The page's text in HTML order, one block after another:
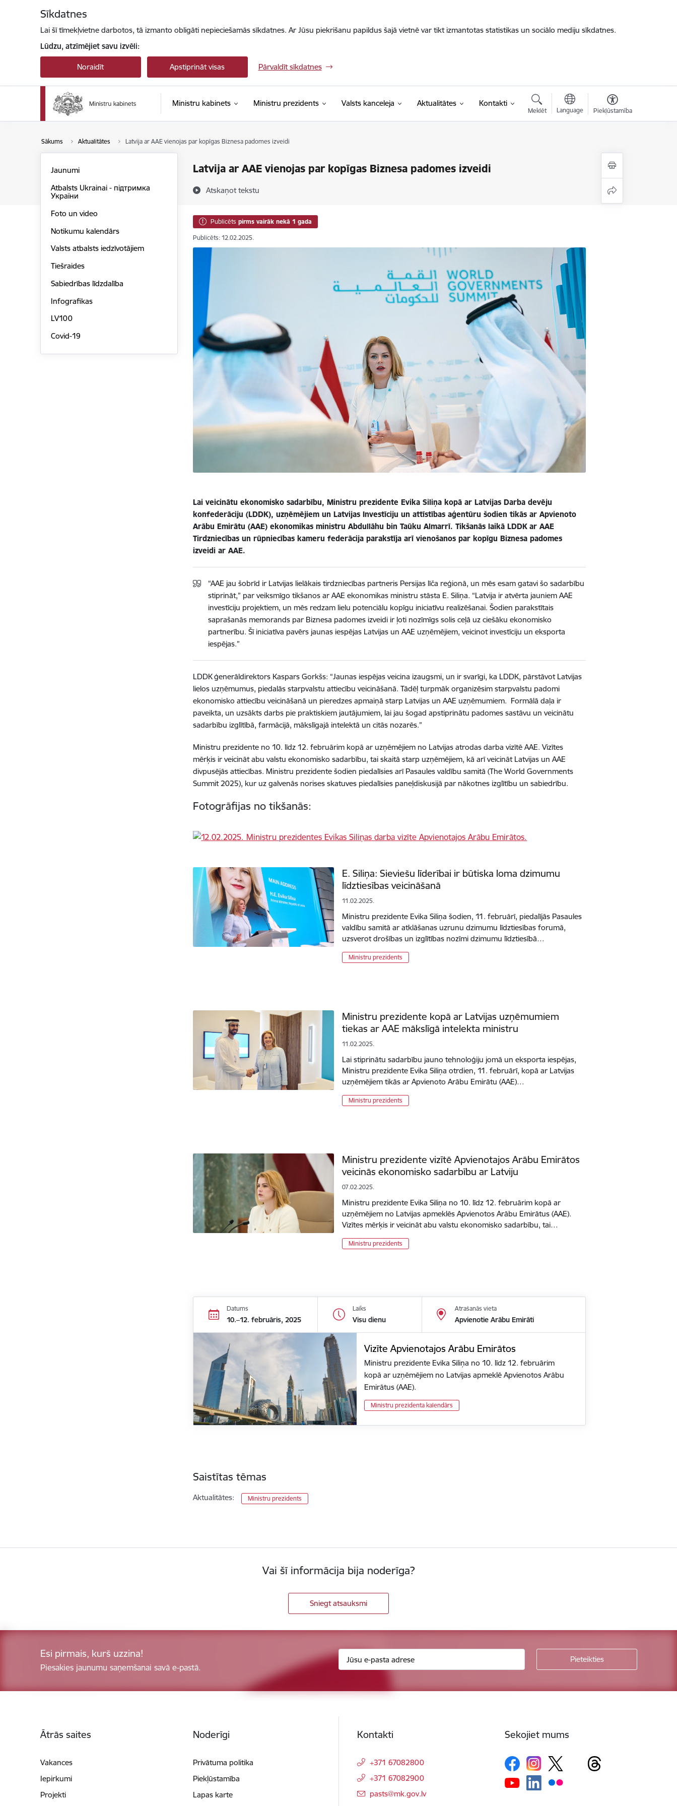
Sīkdatnes
Lai šī tīmekļvietne darbotos, tā izmanto obligāti nepieciešamās sīkdatnes. Ar Jūsu piekrišanu papildus šajā vietnē var tikt izmantotas statistikas un sociālo mediju sīkdatnes.
Lūdzu, atzīmējiet savu izvēli:
Noraidīt Apstiprināt visas Pārvaldīt sīkdatnes
Ministru kabinets Ministru prezidents Valsts kanceleja Aktualitātes Kontakti
Meklēt Language Piekļūstamība
Sākums Aktualitātes Latvija ar AAE vienojas par kopīgas Biznesa padomes izveidi
Latvija ar AAE vienojas par kopīgas Biznesa padomes izveidi
Atskaņot tekstu
Jaunumi
Atbalsts Ukrainai - підтримка
України
Foto un video
Notikumu kalendārs
Valsts atbalsts iedzīvotājiem
Tiešraides
Sabiedrības līdzdalība
Infografikas
LV100
Covid-19
Publicēts pirms vairāk nekā 1 gada
Publicēts: 12.02.2025.
Lai veicinātu ekonomisko sadarbību, Ministru prezidente Evika Siliņa kopā ar Latvijas Darba devēju
konfederāciju (LDDK), uzņēmējiem un Latvijas Investīciju un attīstības aģentūru šodien tikās ar Apvienoto
Arābu Emirātu (AAE) ekonomikas ministru Abdullāhu bin Taūku Almarrī. Tikšanās laikā LDDK ar AAE
Tirdzniecības un rūpniecības kameru federācija parakstīja arī vienošanos par kopīgu Biznesa padomes
izveidi ar AAE.
“AAE jau šobrīd ir Latvijas lielākais tirdzniecības partneris Persijas līča reģionā, un mēs esam gatavi šo sadarbību
stiprināt,” par veiksmīgo tikšanos ar AAE ekonomikas ministru stāsta E. Siliņa. “Latvija ir atvērta jauniem AAE
investīciju projektiem, un mēs redzam lielu potenciālu kopīgu iniciatīvu realizēšanai. Šodien parakstītais
saprašanās memorands par Biznesa padomes izveidi ir ļoti nozīmīgs solis ceļā uz ciešāku ekonomisko
partnerību. Šī iniciatīva pavērs jaunas iespējas Latvijas un AAE uzņēmējiem, veicinot investīciju un eksporta
iespējas.”
LDDK ģenerāldirektors Kaspars Gorkšs: “Jaunas iespējas veicina izaugsmi, un ir svarīgi, ka LDDK, pārstāvot Latvijas
lielos uzņēmumus, piedalās starpvalstu attiecību veicināšanā. Tādēļ turpmāk organizēsim starpvalstu padomi
ekonomisko attiecību veicināšanā un pieredzes apmaiņā starp Latvijas un AAE uzņēmumiem. Formālā daļa ir
paveikta, un uzsākts darbs pie praktiskiem jautājumiem, lai jau šogad apstiprinātu padomes sastāvu un veicinātu
sadarbību izglītībā, farmācijā, mākslīgajā intelektā un citās nozarēs.”
Ministru prezidente no 10. līdz 12. februārim kopā ar uzņēmējiem no Latvijas atrodas darba vizītē AAE. Vizītes
mērķis ir veicināt abu valstu ekonomisko sadarbību, tai skaitā starp uzņēmējiem, kā arī veicināt Latvijas un AAE
divpusējās attiecības. Ministru prezidente šodien piedalīsies arī Pasaules valdību samitā (The World Governments
Summit 2025), kur uz galvenās norises skatuves piedalīsies paneļdiskusijā par nākotnes izglītību un sabiedrību.
Fotogrāfijas no tikšanās:
E. Siliņa: Sieviešu līderībai ir būtiska loma dzimumu
līdztiesības veicināšanā
11.02.2025.
Ministru prezidente Evika Siliņa šodien, 11. februārī, piedalījās Pasaules
valdību samitā ar atklāšanas uzrunu dzimumu līdztiesības forumā,
uzsverot drošības un izglītības nozīmi dzimumu līdztiesībā…
Ministru prezidents
Ministru prezidente kopā ar Latvijas uzņēmumiem
tiekas ar AAE mākslīgā intelekta ministru
11.02.2025.
Lai stiprinātu sadarbību jauno tehnoloģiju jomā un eksporta iespējas,
Ministru prezidente Evika Siliņa otrdien, 11. februārī, kopā ar Latvijas
uzņēmējiem tikās ar Apvienoto Arābu Emirātu (AAE)…
Ministru prezidents
Ministru prezidente vizītē Apvienotajos Arābu Emirātos
veicinās ekonomisko sadarbību ar Latviju
07.02.2025.
Ministru prezidente Evika Siliņa no 10. līdz 12. februārim kopā ar
uzņēmējiem no Latvijas apmeklēs Apvienotos Arābu Emirātus (AAE).
Vizītes mērķis ir veicināt abu valstu ekonomisko sadarbību, tai…
Ministru prezidents
Datums
10.–12. februāris, 2025
Laiks
Visu dienu
Atrašanās vieta
Apvienotie Arābu Emirāti
Vizīte Apvienotajos Arābu Emirātos
Ministru prezidente Evika Siliņa no 10. līdz 12. februārim
kopā ar uzņēmējiem no Latvijas apmeklē Apvienotos Arābu
Emirātus (AAE).
Ministru prezidenta kalendārs
Saistītas tēmas
Aktualitātes: Ministru prezidents
Vai šī informācija bija noderīga?
Sniegt atsauksmi
Esi pirmais, kurš uzzina!
Piesakies jaunumu saņemšanai savā e-pastā.
Ātrās saites
Vakances
Iepirkumi
Projekti
Noderīgi
Privātuma politika
Piekļūstamība
Lapas karte
Kontakti
+371 67082800
+371 67082900
E-pasts:
pasts@mk.gov.lv
Sekojiet mums